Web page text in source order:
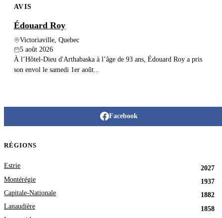
AVIS
Édouard Roy
Victoriaville, Quebec
5 août 2026
À l’Hôtel-Dieu d'Arthabaska à l’âge de 93 ans, Édouard Roy a pris
son envol le samedi 1er août...
Facebook
RÉGIONS
Estrie
2027
Montérégie
1937
Capitale-Nationale
1882
Lanaudière
1858